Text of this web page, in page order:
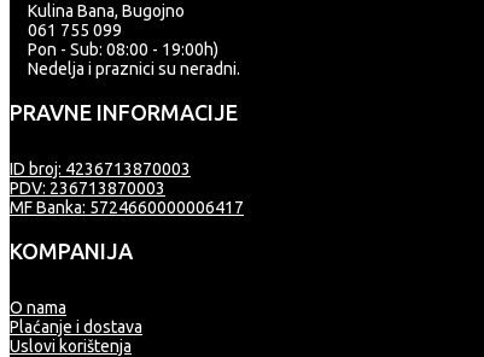
Kulina Bana, Bugojno
061 755 099
Pon - Sub: 08:00 - 19:00h)
Nedelja i praznici su neradni.
PRAVNE INFORMACIJE
ID broj: 4236713870003
PDV: 236713870003
MF Banka: 5724660000006417
KOMPANIJA
O nama
Plaćanje i dostava
Uslovi korištenja